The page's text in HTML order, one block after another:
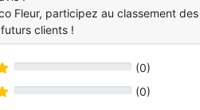
Fleur, participez au classement
clients !
(0)
(0)